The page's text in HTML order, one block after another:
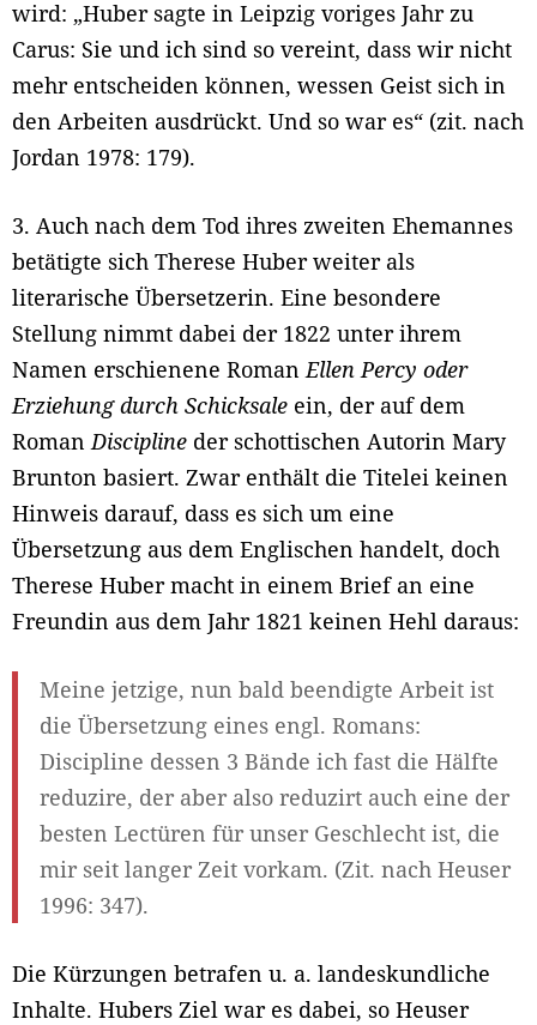
wird: „Huber sagte in Leipzig voriges Jahr zu
Carus: Sie und ich sind so vereint, dass wir nicht
mehr entscheiden können, wessen Geist sich in
den Arbeiten ausdrückt. Und so war es“ (zit. nach
Jordan 1978: 179).
3. Auch nach dem Tod ihres zweiten Ehemannes
betätigte sich Therese Huber weiter als
literarische Übersetzerin. Eine besondere
Stellung nimmt dabei der 1822 unter ihrem
Namen erschienene Roman Ellen Percy oder
Erziehung durch Schicksale ein, der auf dem
Roman Discipline der schottischen Autorin Mary
Brunton basiert. Zwar enthält die Titelei keinen
Hinweis darauf, dass es sich um eine
Übersetzung aus dem Englischen handelt, doch
Therese Huber macht in einem Brief an eine
Freundin aus dem Jahr 1821 keinen Hehl daraus:
Meine jetzige, nun bald beendigte Arbeit ist
die Übersetzung eines engl. Romans:
Discipline dessen 3 Bände ich fast die Hälfte
reduzire, der aber also reduzirt auch eine der
besten Lectüren für unser Geschlecht ist, die
mir seit langer Zeit vorkam. (Zit. nach Heuser
1996: 347).
Die Kürzungen betrafen u. a. landeskundliche
Inhalte. Hubers Ziel war es dabei, so Heuser